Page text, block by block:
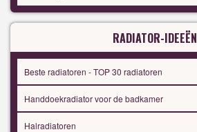
RADIATOR-IDEEËN
Beste radiatoren - TOP 30 radiatoren
Handdoekradiator voor de badkamer
Halradiatoren